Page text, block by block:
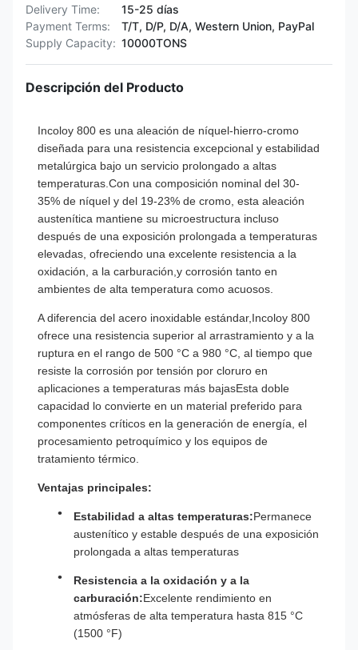
Delivery Time:
15-25 días
Payment Terms:
T/T, D/P, D/A, Western Union, PayPal
Supply Capacity: 10000TONS
Descripción del Producto
Incoloy 800 es una aleación de níquel-hierro-cromo
diseñada para una resistencia excepcional y estabilidad
metalúrgica bajo un servicio prolongado a altas
temperaturas.Con una composición nominal del 30-
35% de níquel y del 19-23% de cromo, esta aleación
austenítica mantiene su microestructura incluso
después de una exposición prolongada a temperaturas
elevadas, ofreciendo una excelente resistencia a la
oxidación, a la carburación,y corrosión tanto en
ambientes de alta temperatura como acuosos.
A diferencia del acero inoxidable estándar,Incoloy 800
ofrece una resistencia superior al arrastramiento y a la
ruptura en el rango de 500 °C a 980 °C, al tiempo que
resiste la corrosión por tensión por cloruro en
aplicaciones a temperaturas más bajasEsta doble
capacidad lo convierte en un material preferido para
componentes críticos en la generación de energía, el
procesamiento petroquímico y los equipos de
tratamiento térmico.
Ventajas principales:
Estabilidad a altas temperaturas:Permanece
austenítico y estable después de una exposición
prolongada a altas temperaturas
Resistencia a la oxidación y a la
carburación:Excelente rendimiento en
atmósferas de alta temperatura hasta 815 °C
(1500 °F)